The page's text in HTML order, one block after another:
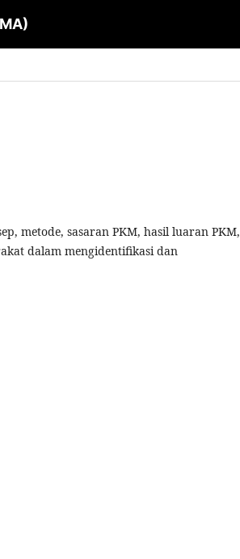
metode, sasaran PKM, hasil luaran PKM,
dalam mengidentifikasi dan